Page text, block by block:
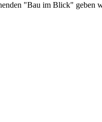
"Bau im Blick" geben